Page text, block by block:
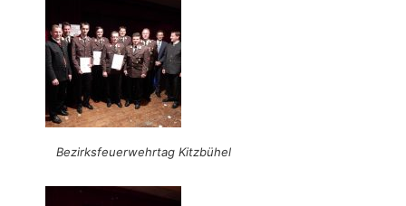
Bezirksfeuerwehrtag Kitzbühel